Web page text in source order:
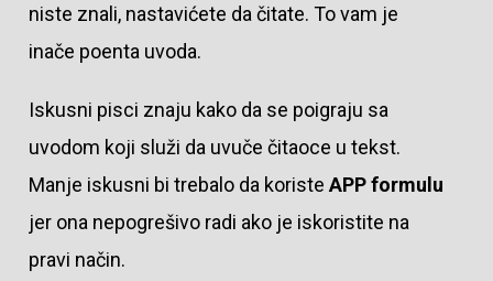
niste znali, nastavićete da čitate. To vam je
inače poenta uvoda.
Iskusni pisci znaju kako da se poigraju sa
uvodom koji služi da uvuče čitaoce u tekst.
Manje iskusni bi trebalo da koriste APP formulu
jer ona nepogrešivo radi ako je iskoristite na
pravi način.